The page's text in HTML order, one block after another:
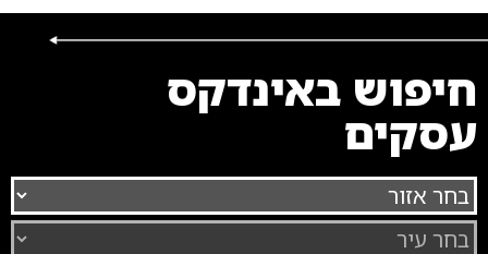
חיפוש באינדקס
עסקים